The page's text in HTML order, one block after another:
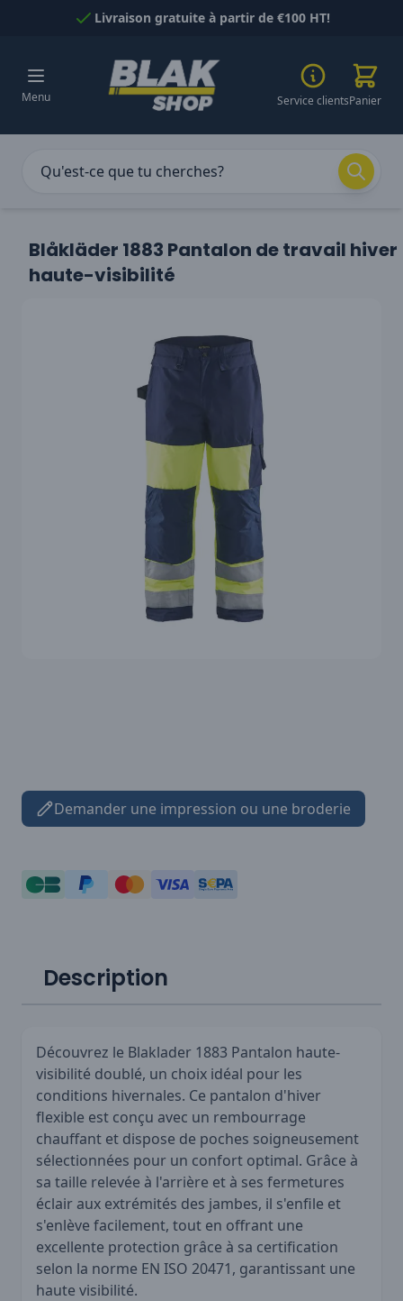
Passer au contenuLivraison gratuite à partir de €100 HT!
Menu Service clientsPanier
Blåkläder 1883 Pantalon de travail hiver
haute-visibilité
Demander une impression ou une broderie
Description
Découvrez le Blaklader 1883 Pantalon haute-
visibilité doublé, un choix idéal pour les
conditions hivernales. Ce pantalon d'hiver
flexible est conçu avec un rembourrage
chauffant et dispose de poches soigneusement
sélectionnées pour un confort optimal. Grâce à
sa taille relevée à l'arrière et à ses fermetures
éclair aux extrémités des jambes, il s'enfile et
s'enlève facilement, tout en offrant une
excellente protection grâce à sa certification
selon la norme EN ISO 20471, garantissant une
haute visibilité.